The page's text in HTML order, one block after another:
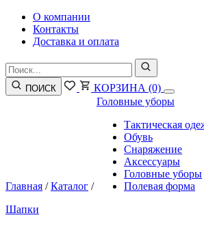
О компании
Контакты
Доставка и оплата
ПОИСК КОРЗИНА (0)
Главная /Каталог /
Головные уборы
Тактическая
Обувь
Снаряжение
Аксессуары
Головные уборы
Полевая форма
Шапки